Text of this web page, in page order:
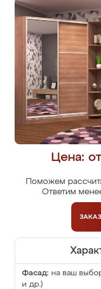
Цена:
Поможем
Ответим
Фасад: на ваш
и др.)